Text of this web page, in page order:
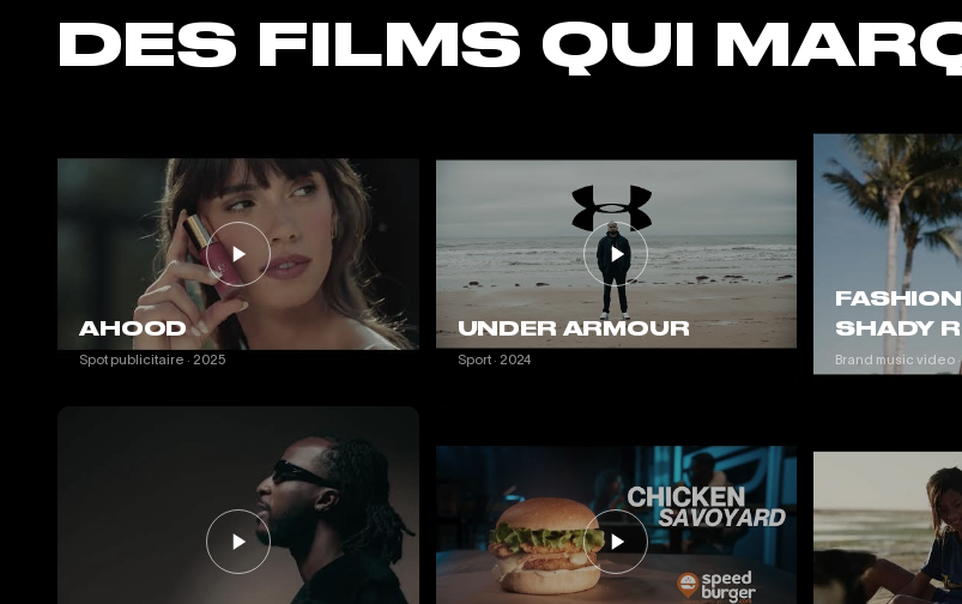
DES FILMS QUI
AHOOD
Spot publicitaire · 2025
UNDER ARMOUR
Sport · 2024
SHADY
Brand music video